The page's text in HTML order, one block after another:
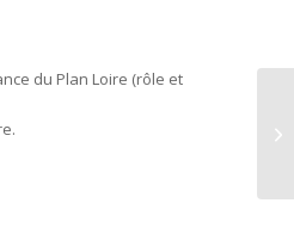
du Plan Loire (rôle et